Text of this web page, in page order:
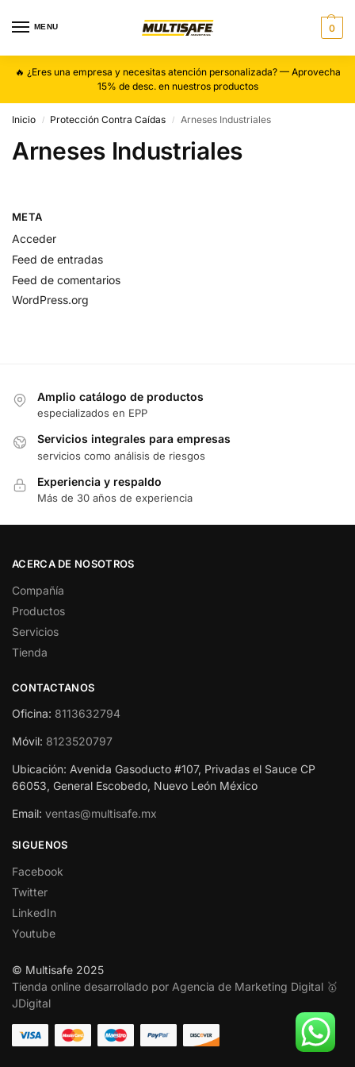
MENU 0
🔥 ¿Eres una empresa y necesitas atención personalizada? — Aprovecha
15% de desc. en nuestros productos
Inicio / Protección Contra Caídas / Arneses Industriales
Arneses Industriales
META
Acceder
Feed de entradas
Feed de comentarios
WordPress.org
Amplio catálogo de productos
especializados en EPP
Servicios integrales para empresas
servicios como análisis de riesgos
Experiencia y respaldo
Más de 30 años de experiencia
ACERCA DE NOSOTROS
Compañía
Productos
Servicios
Tienda
CONTACTANOS
Oficina: 8113632794
Móvil: 8123520797
Ubicación: Avenida Gasoducto #107, Privadas el Sauce CP
66053, General Escobedo, Nuevo León México
Email: ventas@multisafe.mx
SIGUENOS
Facebook
Twitter
LinkedIn
Youtube
© Multisafe 2025
Tienda online desarrollado por Agencia de Marketing Digital 🥇
JDigital